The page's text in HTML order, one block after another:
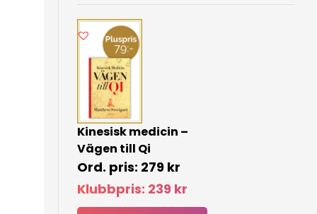
Kinesisk medicin –
Vägen till Qi
279 kr
Klubbpris: 239 kr